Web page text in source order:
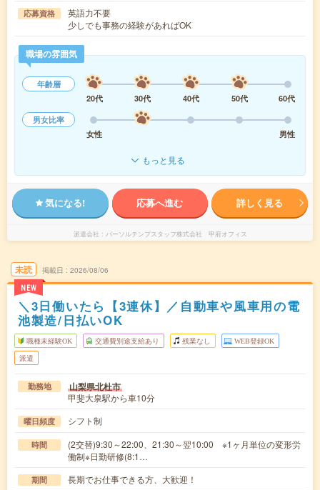
応募資格
英語力不要
少しでも事務の経験があればOK
職場の雰囲気
年齢層
20代
30代 40代 50代
60代
男女比率
女性
男性
もっと見る
気になる! 応募へ進む 詳しく見る
派遣会社 パーソルテンプスタッフ株式会社 甲府オフィス
未読
NEW
掲載日 2026/08/06
＼3日働いたら【3連休】／自動車や風車用の電
池製造/日払いOK
職種未経験OK 交通費別途支給あり 残業なし WEB登録OK
派遣
勤務地 山梨県北杜市
甲斐大泉駅から車10分
曜日頻度 シフト制
時間
(2交替)9:30～22:00、21:30～翌10:00 ※1ヶ月単位の変形労
働制※日勤研修(8:1…
期間 長期でお仕事できる方、大歓迎！